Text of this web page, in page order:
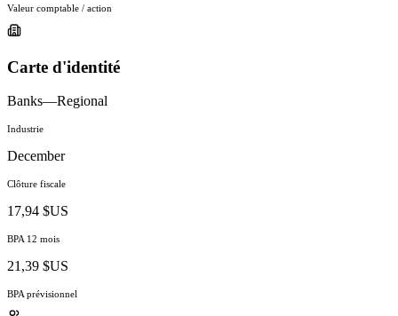
Valeur comptable / action
Carte d'identité
Banks—Regional
Industrie
December
Clôture fiscale
17,94 $US
BPA 12 mois
21,39 $US
BPA prévisionnel